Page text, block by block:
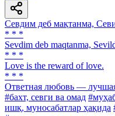
Севдим деб мақтанма,
* * *
Sevdim deb maqtanma,
* * *
Love is the reward of love.
* * *
Ответная любовь —
#бахт, севги ва омад
ишқ, муносабатлар ҳақида